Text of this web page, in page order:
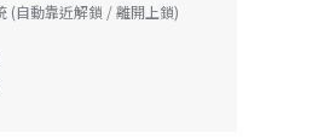
(自動靠近解鎖 / 離開上鎖)